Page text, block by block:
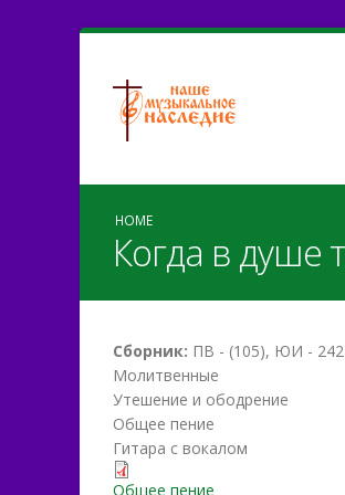
HOME
Когда в душе
Сборник: ПВ - (105), ЮИ - 242
Молитвенные
Утешение и ободрение
Общее пение
Гитара с вокалом
kogda-v-
Общее пение